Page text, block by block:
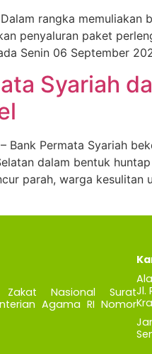
Dalam rangka
penyaluran paket
Senin 06 September
Syariah
– Bank Permata Syariah
dalam bentuk
parah, warga
Nasional Surat
Agama RI Nomor
Jl.